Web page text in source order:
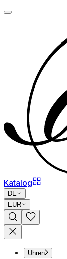
Katalog
DE
EUR
Uhren